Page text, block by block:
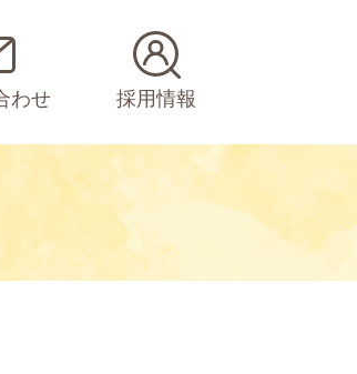
わせ 採用情報